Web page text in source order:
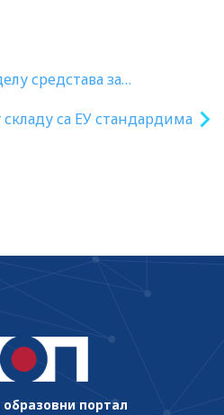
средстава за
програма од јавног
са ЕУ стандардима
портал